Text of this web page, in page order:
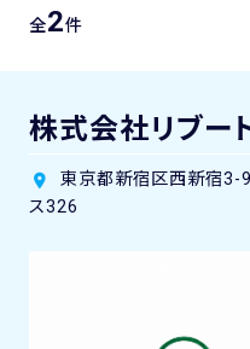
全2件
株式会社リブー
東京都新宿区西新宿3-
ス326